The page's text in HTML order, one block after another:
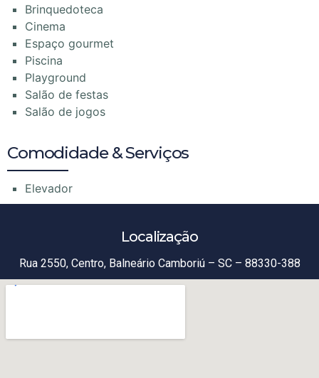
Brinquedoteca
Cinema
Espaço gourmet
Piscina
Playground
Salão de festas
Salão de jogos
Comodidade & Serviços
Elevador
Localização
Rua 2550, Centro, Balneário Camboriú – SC – 88330-388